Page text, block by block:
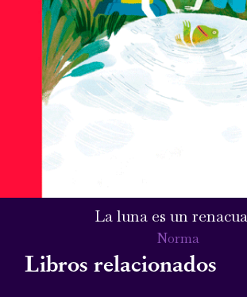
La luna es un
Norma
Libros relacionados